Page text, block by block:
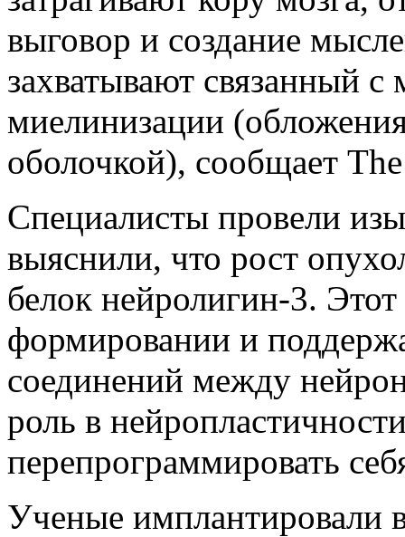
выговор и создание
захватывают связанный
миелинизации
оболочкой), сообщает
Специалисты провели
выяснили, что рост
белок нейролигин-3. Этот
формировании и
соединений между
роль в
перепрограммировать
Ученые имплантировали